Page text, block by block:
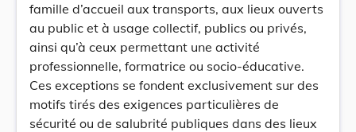
famille d’accueil aux transports, aux lieux ouverts
au public et à usage collectif, publics ou privés,
ainsi qu’à ceux permettant une activité
professionnelle, formatrice ou socio-éducative.
Ces exceptions se fondent exclusivement sur des
motifs tirés des exigences particulières de
sécurité ou de salubrité publiques dans des lieux